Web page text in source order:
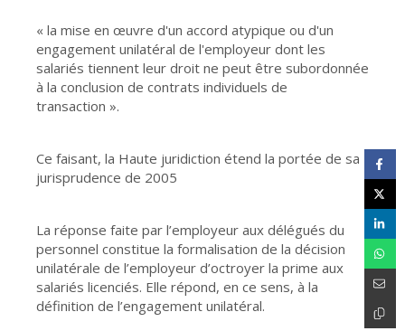
« la mise en œuvre d'un accord atypique ou d'un
engagement unilatéral de l'employeur dont les
salariés tiennent leur droit ne peut être subordonnée
à la conclusion de contrats individuels de
transaction ».
Ce faisant, la Haute juridiction étend la portée de sa
jurisprudence de 2005
La réponse faite par l’employeur aux délégués du
personnel constitue la formalisation de la décision
unilatérale de l’employeur d’octroyer la prime aux
salariés licenciés. Elle répond, en ce sens, à la
définition de l’engagement unilatéral.